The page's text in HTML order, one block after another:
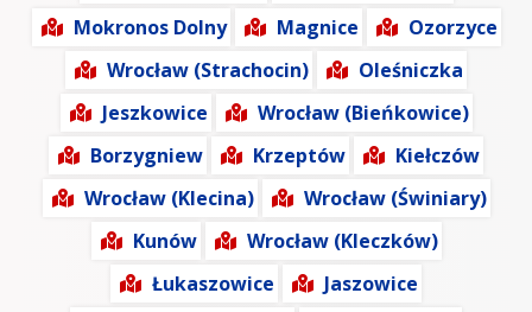
Mokronos Dolny
Magnice
Ozorzyce
Wrocław (Strachocin)
Oleśniczka
Jeszkowice
Wrocław (Bieńkowice)
Borzygniew
Krzeptów
Kiełczów
Wrocław (Klecina)
Wrocław (Świniary)
Kunów
Wrocław (Kleczków)
Łukaszowice
Jaszowice